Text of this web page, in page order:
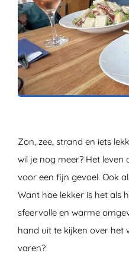
Zon, zee, strand en iets
wil je nog meer? Het
voor een fijn gevoel. Ook
Want hoe lekker is het als
sfeervolle en warme
hand uit te kijken over het
varen?